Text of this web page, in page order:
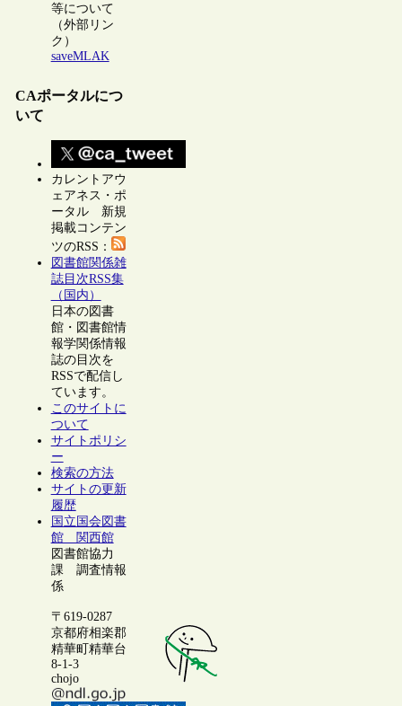
等について
（外部リン
ク）
saveMLAK
CAポータルにつ
いて
カレントアウ
ェアネス・ポ
ータル 新規
掲載コンテン
ツのRSS：
図書館関係雑
誌目次RSS集
（国内）
日本の図書
館・図書館情
報学関係情報
誌の目次を
RSSで配信し
ています。
このサイトに
ついて
サイトポリシ
ー
検索の方法
サイトの更新
履歴
国立国会図書
館 関西館
図書館協力
課 調査情報
係
〒619-0287
京都府相楽郡
精華町精華台
8-1-3
chojo